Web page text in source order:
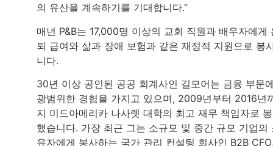
의 유산을 계속하기를 기대합니다.”
매년 P&B는 17,000명 이상의 교회 직원과 배우자에게
퇴 급여와 삶과 장애 보험과 같은 재정적 지원으로 봉
니다.
30년 이상 공인된 공공 회계사인 길모어는 금융 부문
광범위한 경험을 가지고 있으며, 2009년부터 2016년
지 미드아메리카 나사렛 대학의 최고 재무 책임자로
했습니다. 가장 최근 그는 소규모 및 중간 규모 기업의
유자에게 봉사하는 국가 관리 컨설팅 회사인 B2B